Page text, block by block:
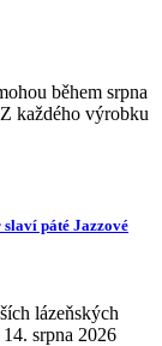
během srpna
každého výrobku
páté Jazzové
lázeňských
srpna 2026